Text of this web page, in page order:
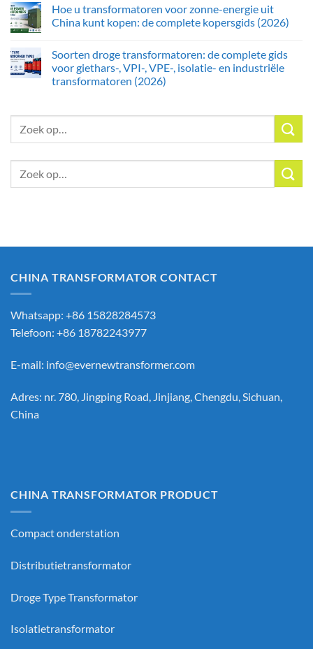
Hoe u transformatoren voor zonne-energie uit
China kunt kopen: de complete kopersgids (2026)
Soorten droge transformatoren: de complete gids
voor giethars-, VPI-, VPE-, isolatie- en industriële
transformatoren (2026)
CHINA TRANSFORMATOR CONTACT
Whatsapp: +86 15828284573
Telefoon: +86 18782243977
E-mail: info@evernewtransformer.com
Adres: nr. 780, Jingping Road, Jinjiang, Chengdu, Sichuan,
China
CHINA TRANSFORMATOR PRODUCT
Compact onderstation
Distributietransformator
Droge Type Transformator
Isolatietransformator